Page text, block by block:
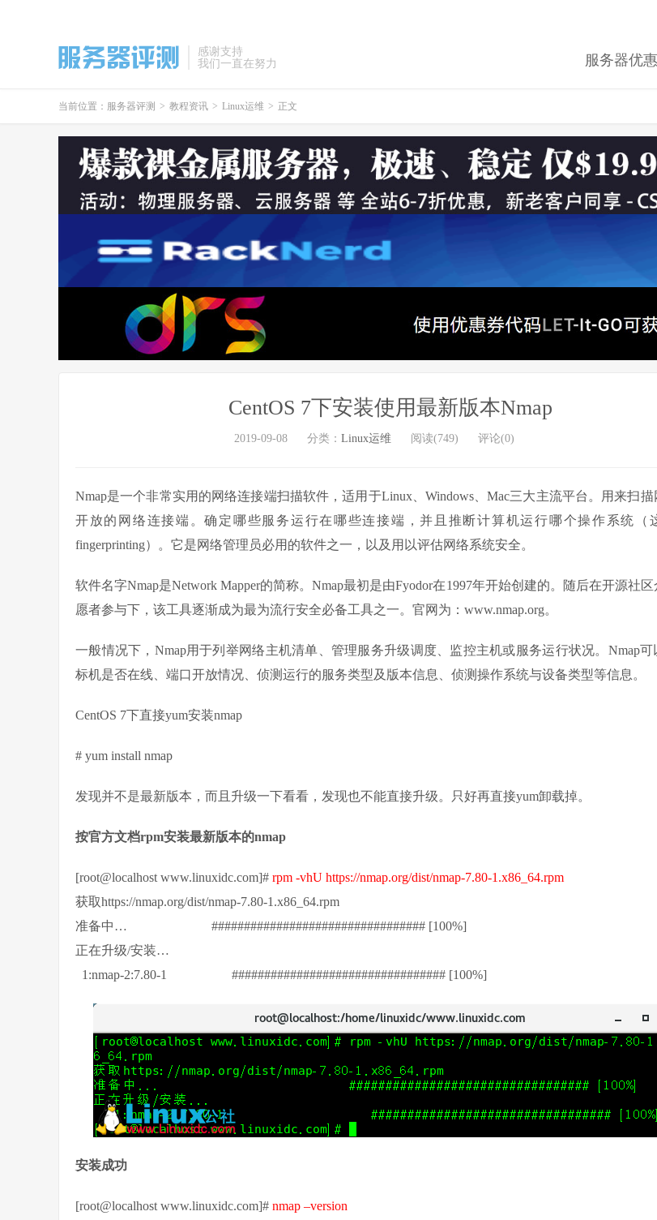
感谢支持
我们一直在努力
服务器优惠
当前位置： 服务器评测 > 教程资讯 > Linux运维 > 正文
CentOS 7下安装使用最新版本Nmap
2019-09-08 分类： Linux运维 阅读(749) 评论(0)
Nmap是一个非常实用的网络连接端扫描软件，适用于Linux、Windows、Mac三大主流平台。用来扫描
开放的网络连接端。确定哪些服务运行在哪些连接端，并且推断计算机运行哪个操作系统（
fingerprinting）。它是网络管理员必用的软件之一，以及用以评估网络系统安全。
软件名字Nmap是Network Mapper的简称。Nmap最初是由Fyodor在1997年开始创建的。随后在开源社
愿者参与下，该工具逐渐成为最为流行安全必备工具之一。官网为：www.nmap.org。
一般情况下，Nmap用于列举网络主机清单、管理服务升级调度、监控主机或服务运行状况。Nmap可
标机是否在线、端口开放情况、侦测运行的服务类型及版本信息、侦测操作系统与设备类型等信息。
CentOS 7下直接yum安装nmap
# yum install nmap
发现并不是最新版本，而且升级一下看看，发现也不能直接升级。只好再直接yum卸载掉。
按官方文档rpm安装最新版本的nmap
[root@localhost www.linuxidc.com]# rpm -vhU https://nmap.org/dist/nmap-7.80-1.x86_64.rpm
获取https://nmap.org/dist/nmap-7.80-1.x86_64.rpm
准备中… ################################# [100%]
正在升级/安装…
1:nmap-2:7.80-1 ################################# [100%]
安装成功
[root@localhost www.linuxidc.com]# nmap –version